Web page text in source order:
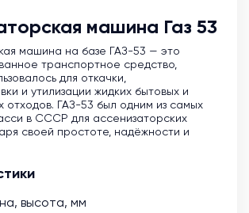
машина Газ 53
машина на базе ГАЗ-53 — это
транспортное средство,
для откачки,
и утилизации жидких бытовых и
отходов. ГАЗ-53 был одним из самых
в СССР для ассенизаторских
своей простоте, надёжности и
высота, мм